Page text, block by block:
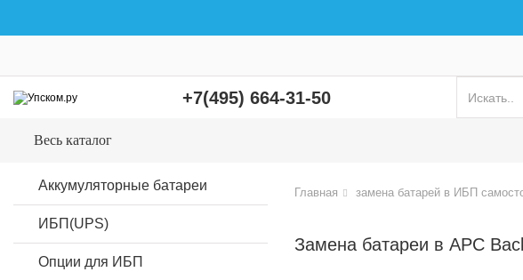
+7(495) 664-31-50
Весь каталог
Аккумуляторные батареи
ИБП(UPS)
Опции для ИБП
Главная замена батарей в ИБП
Замена батареи в APC